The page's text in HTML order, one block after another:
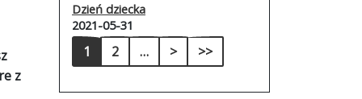
z
Dzień dziecka
2021-05-31
Stronicowanie
1 2 … >Następna strona
>>Ostatnia strona